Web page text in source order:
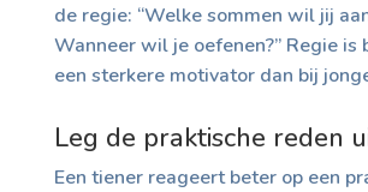
de regie: “Welke sommen wil jij
Wanneer wil je oefenen?” Regie is
een sterkere motivator dan bij
Leg de praktische reden
Een tiener reageert beter op een